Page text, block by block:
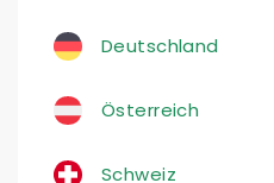
Deutschland
Österreich
Schweiz